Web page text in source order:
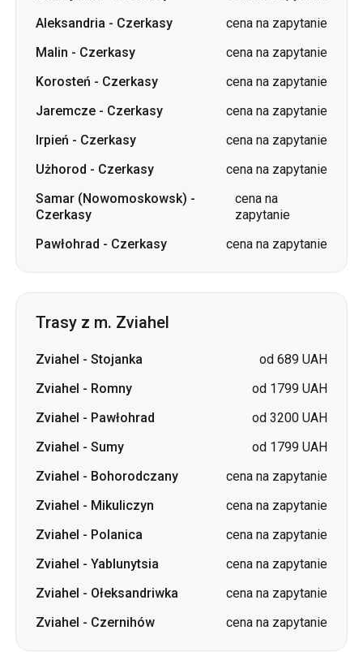
Aleksandria - Czerkasy
cena na zapytanie
Malin - Czerkasy
cena na zapytanie
Korosteń - Czerkasy
cena na zapytanie
Jaremcze - Czerkasy
cena na zapytanie
Irpień - Czerkasy
cena na zapytanie
Użhorod - Czerkasy
cena na zapytanie
Samar (Nowomoskowsk) -
Czerkasy
cena na
zapytanie
Pawłohrad - Czerkasy cena na zapytanie
Trasy z m. Zviahel
Zviahel - Stojanka
od 689 UAH
Zviahel - Romny
od 1799 UAH
Zviahel - Pawłohrad
od 3200 UAH
Zviahel - Sumy
od 1799 UAH
Zviahel - Bohorodczany
cena na zapytanie
Zviahel - Mikuliczyn
cena na zapytanie
Zviahel - Polanica
cena na zapytanie
Zviahel - Yablunytsia
cena na zapytanie
Zviahel - Ołeksandriwka
cena na zapytanie
Zviahel - Czernihów cena na zapytanie